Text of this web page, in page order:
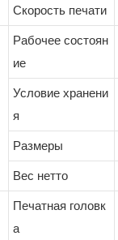
Скорость печати
Рабочее состоян
ие
Условие хранени
я
Размеры
Вес нетто
Печатная головк
а